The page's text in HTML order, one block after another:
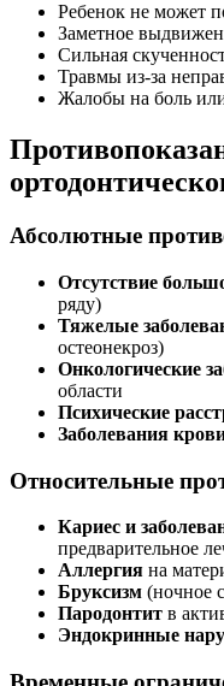
Ребенок не может
Заметное
Сильная
Травмы из-за
Жалобы на боль
Абсолютные
Отсутствие
ряду)
Тяжелые
остеонекроз)
Онкологические
области
Психические
Заболевания
Относительные
Кариес и
предварительное
Аллергия на
Бруксизм (ночное
Пародонтит в
Эндокринные